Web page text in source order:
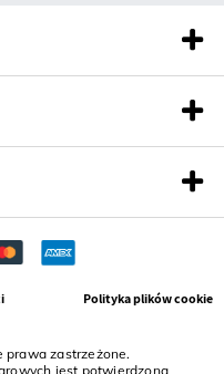
prawa zastrzeżone.
jest potwierdzona
Polityka plików cookie